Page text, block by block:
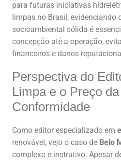
para futuras iniciativas
limpas no Brasil, evidenciando
socioambiental sólida é
concepção até a operação,
financeiros e danos
Perspectiva do
Limpa e o Preço
Conformidade
Como editor especializado em
renovável, vejo o caso de Belo
complexo e instrutivo. Apesar